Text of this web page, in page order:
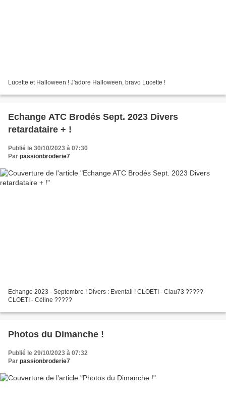
Lucette et Halloween ! J'adore Halloween, bravo Lucette !
Echange ATC Brodés Sept. 2023 Divers
retardataire + !
Publié le 30/10/2023 à 07:30
Par passionbroderie7
Echange 2023 - Septembre ! Divers : Eventail ! CLOETI - Clau73 ?????
CLOETI - Céline ?????
Photos du Dimanche !
Publié le 29/10/2023 à 07:32
Par passionbroderie7